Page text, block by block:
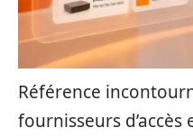
Référence
fournisseurs d’accès